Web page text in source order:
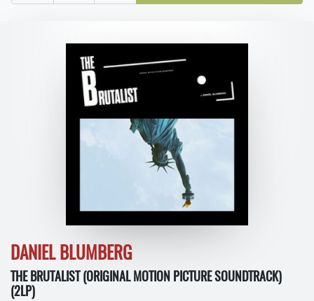
DANIEL BLUMBERG
THE BRUTALIST (ORIGINAL MOTION PICTURE SOUNDTRACK)
(2LP)